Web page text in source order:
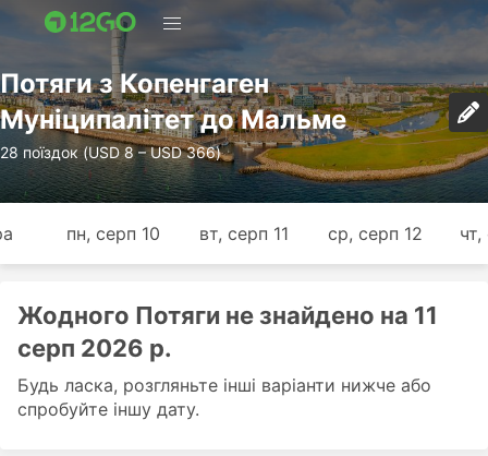
Потяги з Копенгаген
Муніципалітет до Мальме
28 поїздок (USD 8 – USD 366)
пн, серп 10 вт, серп 11 ср, серп 12
Жодного Потяги не знайдено на 11
серп 2026 р.
Будь ласка, розгляньте інші варіанти нижче або
спробуйте іншу дату.